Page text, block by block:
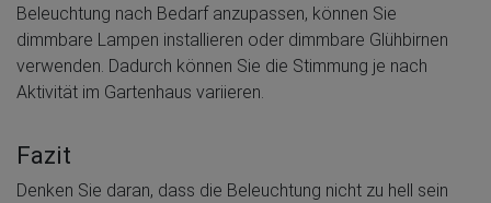
Beleuchtung nach Bedarf anzupassen, können Sie
dimmbare Lampen installieren oder dimmbare Glühbirnen
verwenden. Dadurch können Sie die Stimmung je nach
Aktivität im Gartenhaus variieren.
Fazit
Denken Sie daran, dass die Beleuchtung nicht zu hell sein